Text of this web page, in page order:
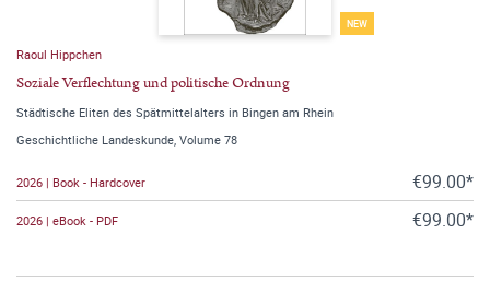
NEW
Raoul Hippchen
Soziale Verflechtung und politische Ordnung
Städtische Eliten des Spätmittelalters in Bingen am Rhein
Geschichtliche Landeskunde, Volume 78
2026 | Book - Hardcover €99.00*
2026 | eBook - PDF €99.00*